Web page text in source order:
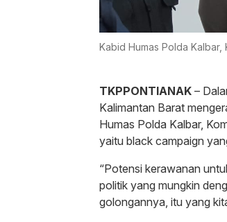
Kabid Humas Polda
TKPPONTIANAK –
Kalimantan Barat
Humas Polda Kalbar,
yaitu black campaign
“Potensi kerawanan
politik yang mungkin
golongannya, itu yang